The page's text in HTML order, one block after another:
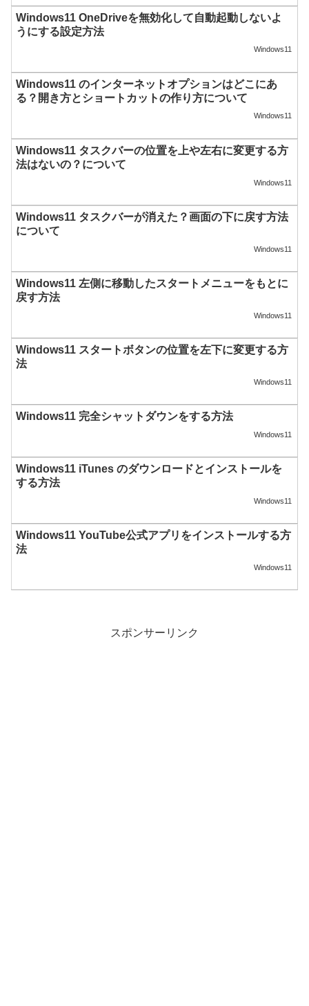
Windows11 OneDriveを無効化して自動起動しないよ
うにする設定方法
Windows11
Windows11 のインターネットオプションはどこにあ
る？開き方とショートカットの作り方について
Windows11
Windows11 タスクバーの位置を上や左右に変更する方
法はないの？について
Windows11
Windows11 タスクバーが消えた？画面の下に戻す方法
について
Windows11
Windows11 左側に移動したスタートメニューをもとに
戻す方法
Windows11
Windows11 スタートボタンの位置を左下に変更する方
法
Windows11
Windows11 完全シャットダウンをする方法
Windows11
Windows11 iTunes のダウンロードとインストールを
する方法
Windows11
Windows11 YouTube公式アプリをインストールする方
法
Windows11
スポンサーリンク